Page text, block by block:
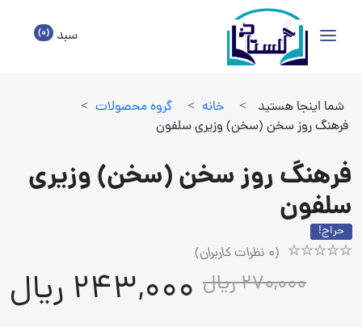
سبد (0)
شما اینجا هستید > خانه > گروه محصولات >
فرهنگ روز سخن (سخن) وزیری سلفون
فرهنگ روز سخن (سخن) وزیری
سلفون
حراج!
(
0 نظرات کاربران)
270,000 ریال 243,000 ریال